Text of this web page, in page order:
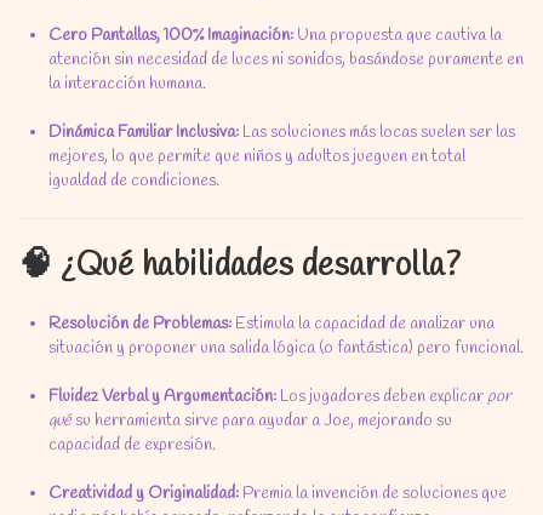
Cero Pantallas, 100% Imaginación: Una propuesta que cautiva la
atención sin necesidad de luces ni sonidos, basándose puramente en
la interacción humana.
Dinámica Familiar Inclusiva: Las soluciones más locas suelen ser las
mejores, lo que permite que niños y adultos jueguen en total
igualdad de condiciones.
🧠 ¿Qué habilidades desarrolla?
Resolución de Problemas: Estimula la capacidad de analizar una
situación y proponer una salida lógica (o fantástica) pero funcional.
Fluidez Verbal y Argumentación: Los jugadores deben explicarpor
quésu herramienta sirve para ayudar a Joe, mejorando su
capacidad de expresión.
Creatividad y Originalidad: Premia la invención de soluciones que